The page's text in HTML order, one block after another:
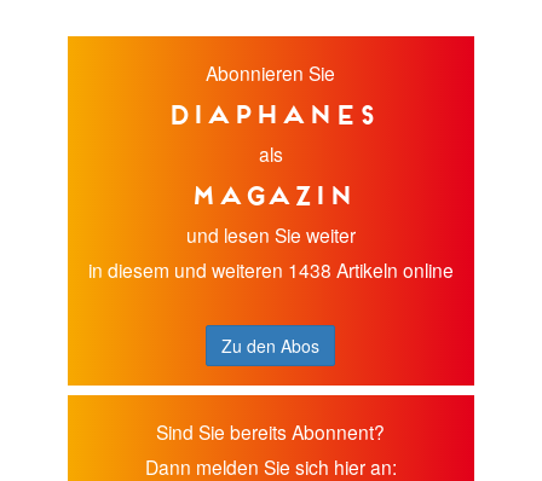
Abonnieren Sie
diaphanes
als
Magazin
und lesen Sie weiter
in diesem und weiteren 1438 Artikeln online
Zu den Abos
Sind Sie bereits Abonnent?
Dann melden Sie sich hier an: